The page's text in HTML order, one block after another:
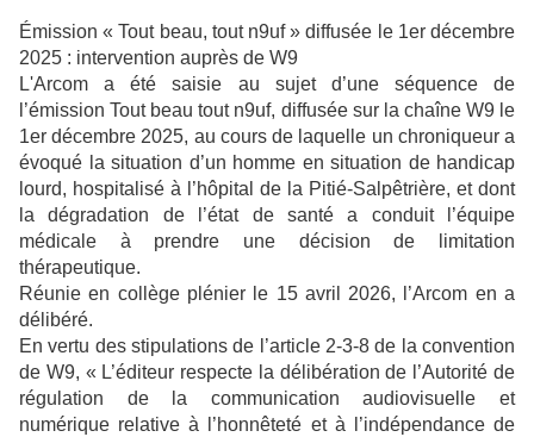
Émission « Tout beau, tout n9uf » diffusée le 1er décembre
2025 : intervention auprès de W9
L'Arcom a été saisie au sujet d’une séquence de
l’émission Tout beau tout n9uf, diffusée sur la chaîne W9 le
1er décembre 2025, au cours de laquelle un chroniqueur a
évoqué la situation d’un homme en situation de handicap
lourd, hospitalisé à l’hôpital de la Pitié-Salpêtrière, et dont
la dégradation de l’état de santé a conduit l’équipe
médicale à prendre une décision de limitation
thérapeutique.
Réunie en collège plénier le 15 avril 2026, l’Arcom en a
délibéré.
En vertu des stipulations de l’article 2-3-8 de la convention
de W9, « L’éditeur respecte la délibération de l’Autorité de
régulation de la communication audiovisuelle et
numérique relative à l’honnêteté et à l’indépendance de